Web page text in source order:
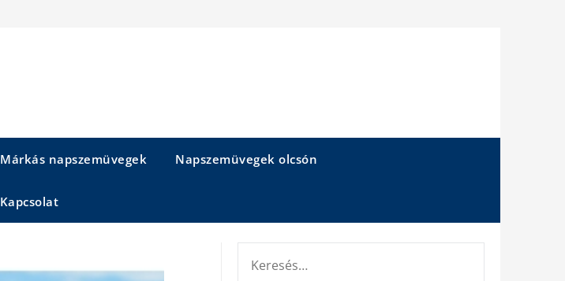
Márkás napszemüvegek Napszemüvegek olcsón
Kapcsolat